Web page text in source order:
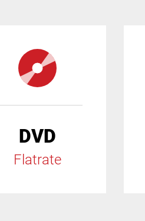
DVD
Flatrate